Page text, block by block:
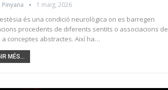
Pinyana 1 maig, 2026
és una condició neurològica on es barregen
procedents de diferents sentits o associacions de
a conceptes abstractes. Així ha…
MÉS...